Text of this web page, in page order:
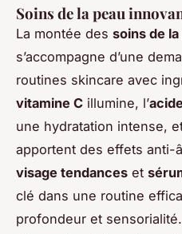
Soins de la peau
La montée des soins de
s’accompagne d’une
routines skincare avec
vitamine C illumine, l’
une hydratation intense,
apportent des effets anti-
visage tendances et
clé dans une routine
profondeur et